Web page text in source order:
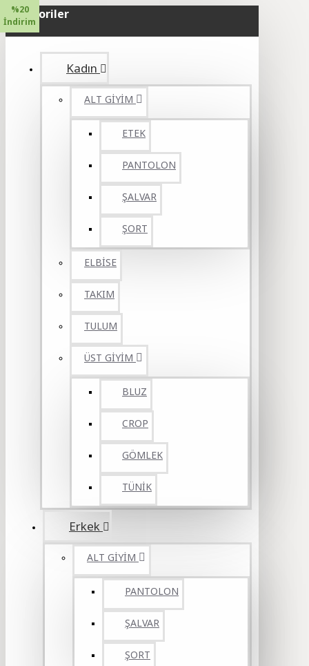
Kategoriler
Kadın
ALT GİYİM
ETEK
PANTOLON
ŞALVAR
ŞORT
ELBİSE
TAKIM
TULUM
ÜST GİYİM
BLUZ
CROP
GÖMLEK
TÜNİK
Erkek
ALT GİYİM
PANTOLON
ŞALVAR
ŞORT
%20
İndirim